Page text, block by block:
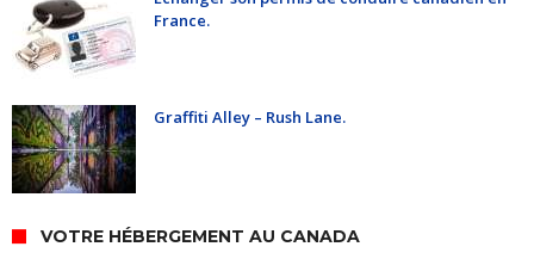
France.
Graffiti Alley – Rush Lane.
VOTRE HÉBERGEMENT AU CANADA